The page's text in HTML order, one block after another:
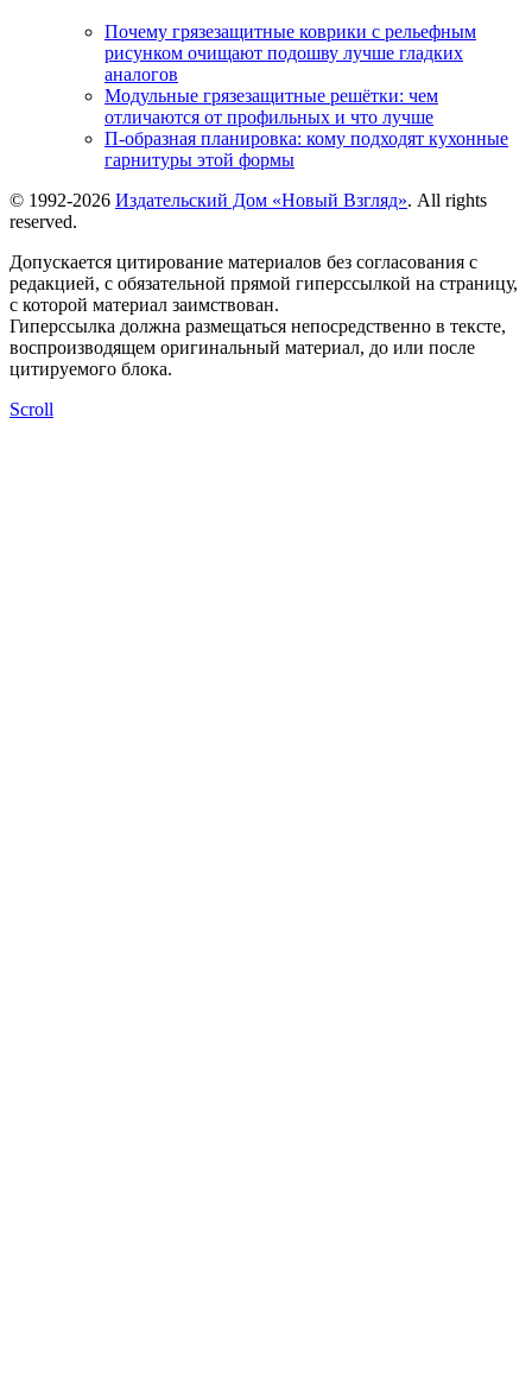
Почему грязезащитные коврики с рельефным
рисунком очищают подошву лучше гладких
аналогов
Модульные грязезащитные решётки: чем
отличаются от профильных и что лучше
П-образная планировка: кому подходят кухонные
гарнитуры этой формы
© 1992-2026 Издательский Дом «Новый Взгляд». All rights
reserved.
Допускается цитирование материалов без согласования с
редакцией, с обязательной прямой гиперссылкой на страницу,
с которой материал заимствован.
Гиперссылка должна размещаться непосредственно в тексте,
воспроизводящем оригинальный материал, до или после
цитируемого блока.
Scroll